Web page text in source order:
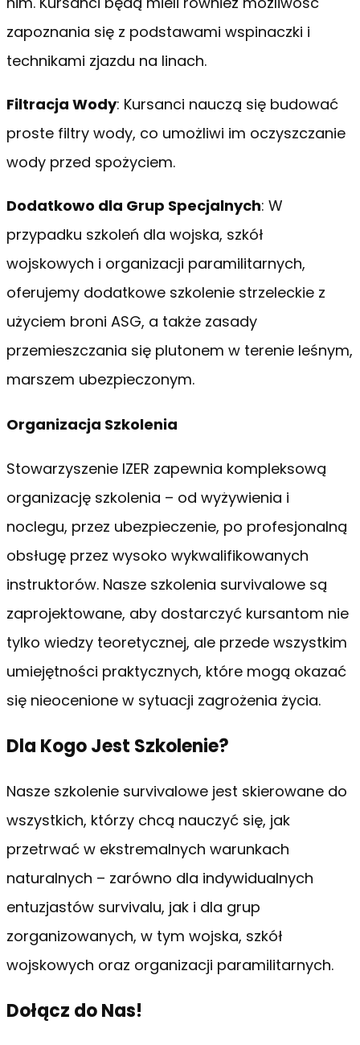
zapoznania się z podstawami wspinaczki i
technikami zjazdu na linach.
Filtracja Wody: Kursanci nauczą się budować
proste filtry wody, co umożliwi im oczyszczanie
wody przed spożyciem.
Dodatkowo dla Grup Specjalnych: W
przypadku szkoleń dla wojska, szkół
wojskowych i organizacji paramilitarnych,
oferujemy dodatkowe szkolenie strzeleckie z
użyciem broni ASG, a także zasady
przemieszczania się plutonem w terenie leśnym,
marszem ubezpieczonym.
Organizacja Szkolenia
Stowarzyszenie IZER zapewnia kompleksową
organizację szkolenia – od wyżywienia i
noclegu, przez ubezpieczenie, po profesjonalną
obsługę przez wysoko wykwalifikowanych
instruktorów. Nasze szkolenia survivalowe są
zaprojektowane, aby dostarczyć kursantom nie
tylko wiedzy teoretycznej, ale przede wszystkim
umiejętności praktycznych, które mogą okazać
się nieocenione w sytuacji zagrożenia życia.
Dla Kogo Jest Szkolenie?
Nasze szkolenie survivalowe jest skierowane do
wszystkich, którzy chcą nauczyć się, jak
przetrwać w ekstremalnych warunkach
naturalnych – zarówno dla indywidualnych
entuzjastów survivalu, jak i dla grup
zorganizowanych, w tym wojska, szkół
wojskowych oraz organizacji paramilitarnych.
Dołącz do Nas!